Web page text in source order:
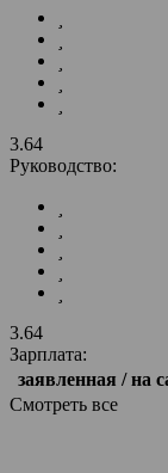
3.64
Руководство:
3.64
Зарплата:
заявленная / на
Смотреть все